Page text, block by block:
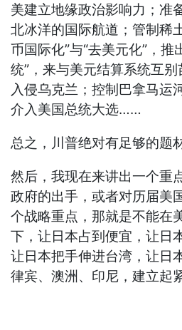
美建立地缘政治影响力；准
北冰洋的国际航道；管制稀
币国际化”与“去美元化”，推
统”，来与美元结算系统互
入侵乌克兰；控制巴拿马运
介入美国总统大选……
总之，川普绝对有足够的题
然后，我现在来讲出一个重
政府的出手，或者对历届美
个战略重点，那就是不能在
下，让日本占到便宜，让日
让日本把手伸进台湾，让日
律宾、澳洲、印尼，建立起